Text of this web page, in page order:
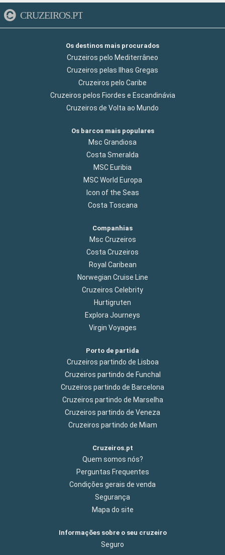
CRUZEIROS.PT
Os destinos mais procurados
Cruzeiros pelo Mediterrâneo
Cruzeiros pelas Ilhas Gregas
Cruzeiros pelo Caribe
Cruzeiros pelos Fiordes e Escandinávia
Cruzeiros de Volta ao Mundo
Os barcos mais populares
Msc Grandiosa
Costa Smeralda
MSC Euribia
MSC World Europa
Icon of the Seas
Costa Toscana
Companhias
Msc Cruzeiros
Costa Cruzeiros
Royal Caribean
Norwegian Cruise Line
Cruzeiros Celebrity
Hurtigruten
Explora Journeys
Virgin Voyages
Porto de partida
Cruzeiros partindo de Lisboa
Cruzeiros partindo de Funchal
Cruzeiros partindo de Barcelona
Cruzeiros partindo de Marselha
Cruzeiros partindo de Veneza
Cruzeiros partindo de Miam
Cruzeiros.pt
Quem somos nós?
Perguntas Frequentes
Condições gerais de venda
Segurança
Mapa do site
Informações sobre o seu cruzeiro
Seguro